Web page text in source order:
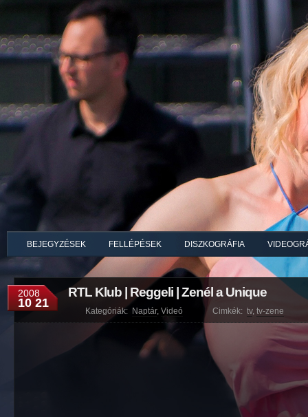
BEJEGYZÉSEK FELLÉPÉSEK DISZKOGRÁFIA
2008
10 21
RTL Klub | Reggeli | Zenél a Unique
Kategóriák: Naptár, Videó Cimkék: tv, tv-zene